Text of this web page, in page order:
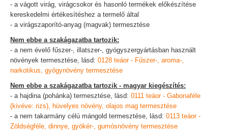
- a vágott virág, virágcsokor és hasonló termékek előkészítése
kereskedelmi értékesítéshez a termelő által
- a virágszaporító-anyag (magvak) termesztése
Nem ebbe a szakágazatba tartozik:
- a nem évelő fűszer-, illatszer-, gyógyszergyártásban használt
növények termesztése, lásd: 0128 teáor - Fűszer-, aroma-,
narkotikus, gyógynövény termesztése
Nem ebbe a szakágazatba tartozik - magyar kiegészítés:
- a hajdina (pohánka) termesztése, lásd: 0111 teáor - Gabonaféle
(kivéve: rizs), hüvelyes növény, olajos mag termesztése
- a nem takarmány célú mángold termesztése, lásd: 0113 teáor -
Zöldségféle, dinnye, gyökér-, gumósnövény termesztése